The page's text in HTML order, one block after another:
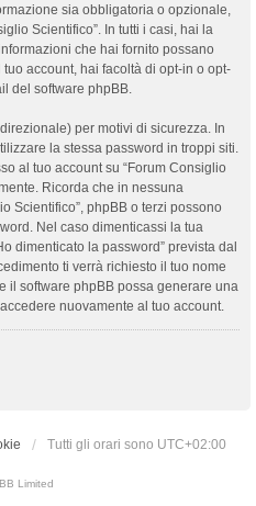
sia obbligatoria o opzionale,
Scientifico”. In tutti i casi, hai la
che hai fornito possano
account, hai facoltà di opt-in o opt-
del software phpBB.
per motivi di sicurezza. In
la stessa password in troppi siti.
al tuo account su “Forum Consiglio
Ricorda che in nessuna
Scientifico”, phpBB o terzi possono
Nel caso dimenticassi la tua
dimenticato la password” prevista dal
ti verrà richiesto il tuo nome
il software phpBB possa generare una
nuovamente al tuo account.
Tutti gli orari sono UTC+02:00
Limited